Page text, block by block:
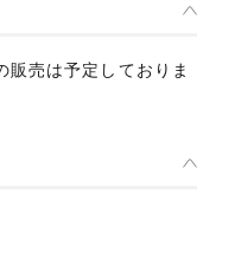
売は予定しておりま